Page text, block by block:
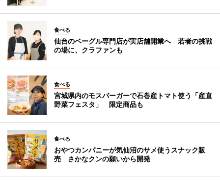
食べる
仙台のベーグル専門店が実店舗開業へ 若者の挑戦
の場に、クラファンも
食べる
宮城県内のモスバーガーで石巻産トマト使う「産直
野菜フェスタ」 限定商品も
食べる
おやつカンパニーが気仙沼のサメ使うスナック販
売 さかなクンの願いから開発